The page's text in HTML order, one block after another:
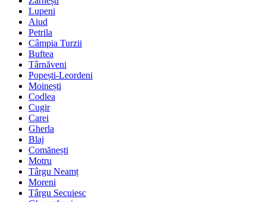
Lupeni
Aiud
Petrila
Câmpia Turzii
Buftea
Târnăveni
Popești-Leordeni
Moinești
Codlea
Cugir
Carei
Gherla
Blaj
Comănești
Motru
Târgu Neamț
Moreni
Târgu Secuiesc